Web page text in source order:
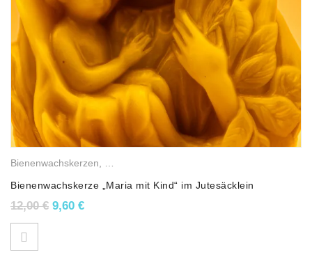
Bienenwachskerzen
Bienenwachskerze „Maria mit Kind“ im Jutesäcklein
12,00€ Ursprünglicher Preis war: 12,00 €
9,60 €Aktueller Preis ist: 9,60 €.